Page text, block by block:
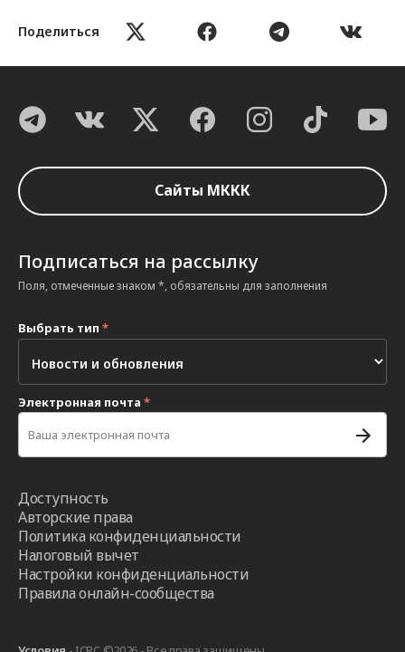
Поделиться
Сайты МККК
Подписаться на рассылку
Поля, отмеченные знаком *, обязательны для заполнения
Выбрать тип *
Электронная почта *
Доступность
Авторские права
Политика конфиденциальности
Налоговый вычет
Настройки конфиденциальности
Правила онлайн-сообщества